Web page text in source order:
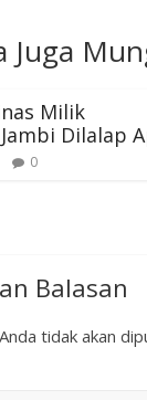
Juga
Milik
Dilalap
0
Balasan
tidak akan